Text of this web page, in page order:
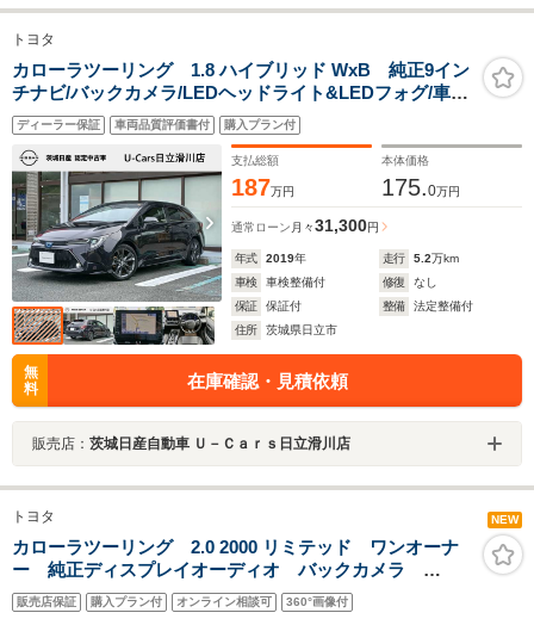
トヨタ
カローラツーリング 1.8 ハイブリッド WxB 純正9イン
チナビ/バックカメラ/LEDヘッドライト&LEDフォグ/車間
距離レーダークルーズ/前後ドラレコ/衝突被害軽減ブレー
キ/車線逸脱/踏み間違い/SOSスイッチ/障害物ソナー/ETC/
スマートキー・プッシュスタート/
ディーラー保証 車両品質評価書付 購入プラン付
支払総額
187万円
本体価格
175.0万円
通常ローン 月々31,300円
年式 2019年 走行 5.2万km
車検
車検整備付 修復
なし
保証
保証付 整備
法定整備付
住所
茨城県日立市
無
料
在庫確認・見積依頼
販売店： 茨城日産自動車 Ｕ－Ｃａｒｓ日立滑川店
トヨタ NEW
カローラツーリング 2.0 2000 リミテッド ワンオーナ
ー 純正ディスプレイオーディオ バックカメラ
Bluetooth 衝突軽減ブレーキ レーンアシスト ヘッド
販売店保証 購入プラン付 オンライン相談可 360°画像付